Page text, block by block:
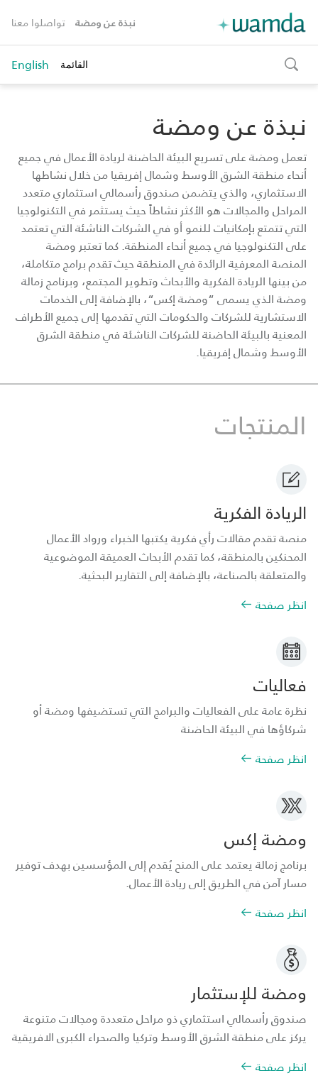
نبذة عن ومضة تواصلوا معنا
toggle
search
القائمة English
نبذة عن ومضة
تعمل ومضة على تسريع البيئة الحاضنة لريادة الأعمال في جميع
أنحاء منطقة الشرق الأوسط وشمال إفريقيا من خلال نشاطها
الاستثماري، والذي يتضمن صندوق رأسمالي استثماري متعدد
المراحل والمجالات هو الأكثر نشاطاً حيث يستثمر في التكنولوجيا
التي تتمتع بإمكانيات للنمو أو في الشركات الناشئة التي تعتمد
على التكنولوجيا في جميع أنحاء المنطقة. كما تعتبر ومضة
المنصة المعرفية الرائدة في المنطقة حيث تقدم برامج متكاملة،
من بينها الريادة الفكرية والأبحاث وتطوير المجتمع، وبرنامج زمالة
ومضة الذي يسمى “ومضة إكس“، بالإضافة إلى الخدمات
الاستشارية للشركات والحكومات التي تقدمها إلى جميع الأطراف
المعنية بالبيئة الحاضنة للشركات الناشئة في منطقة الشرق
الأوسط وشمال إفريقيا.
المنتجات
الريادة الفكرية
منصة تقدم مقالات رأي فكرية يكتبها الخبراء ورواد الأعمال
المحنكين بالمنطقة، كما تقدم الأبحاث العميقة الموضوعية
والمتعلقة بالصناعة، بالإضافة إلى التقارير البحثية.
انظر صفحة
فعاليات
نظرة عامة على الفعاليات والبرامج التي تستضيفها ومضة أو
شركاؤها في البيئة الحاضنة
انظر صفحة
ومضة إكس
برنامج زمالة يعتمد على المنح يُقدم إلى المؤسسين بهدف توفير
مسار آمن في الطريق إلى ريادة الأعمال.
انظر صفحة
ومضة للإستثمار
صندوق رأسمالي استثماري ذو مراحل متعددة ومجالات متنوعة
يركز على منطقة الشرق الأوسط وتركيا والصحراء الكبرى الافريقية
انظر صفحة